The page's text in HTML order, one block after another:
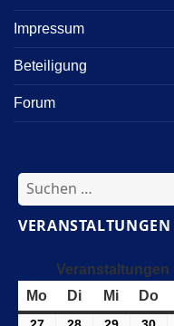
Impressum
Beteiligung
Forum
Suchen
nach:
VERANSTALTUNGEN
Veranstaltungen
Mo Montag
DiDienstag
Mi Mittwoch
Do